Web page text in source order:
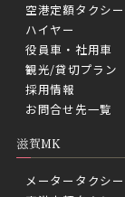
空港定額タクシー
ハイヤー
役員車・社用車
観光/貸切プラン
採用情報
お問合せ先一覧
滋賀MK
メータータクシー